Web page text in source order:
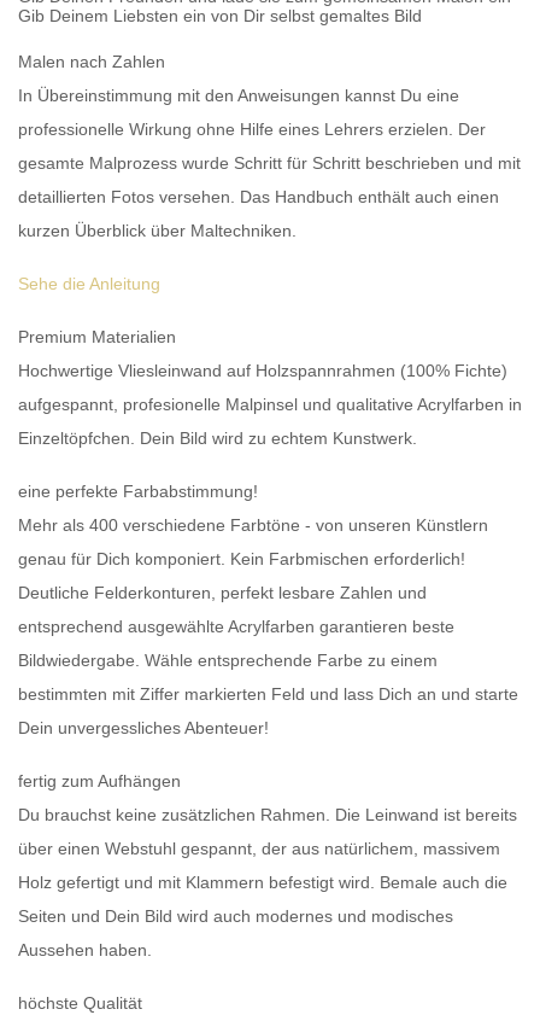
Gib Deinem Liebsten ein von Dir selbst gemaltes Bild
Malen nach Zahlen
In Übereinstimmung mit den Anweisungen kannst Du eine
professionelle Wirkung ohne Hilfe eines Lehrers erzielen. Der
gesamte Malprozess wurde Schritt für Schritt beschrieben und mit
detaillierten Fotos versehen. Das Handbuch enthält auch einen
kurzen Überblick über Maltechniken.
Sehe die Anleitung
Premium Materialien
Hochwertige Vliesleinwand auf Holzspannrahmen (100% Fichte)
aufgespannt, profesionelle Malpinsel und qualitative Acrylfarben in
Einzeltöpfchen. Dein Bild wird zu echtem Kunstwerk.
eine perfekte Farbabstimmung!
Mehr als 400 verschiedene Farbtöne - von unseren Künstlern
genau für Dich komponiert. Kein Farbmischen erforderlich!
Deutliche Felderkonturen, perfekt lesbare Zahlen und
entsprechend ausgewählte Acrylfarben garantieren beste
Bildwiedergabe. Wähle entsprechende Farbe zu einem
bestimmten mit Ziffer markierten Feld und lass Dich an und starte
Dein unvergessliches Abenteuer!
fertig zum Aufhängen
Du brauchst keine zusätzlichen Rahmen. Die Leinwand ist bereits
über einen Webstuhl gespannt, der aus natürlichem, massivem
Holz gefertigt und mit Klammern befestigt wird. Bemale auch die
Seiten und Dein Bild wird auch modernes und modisches
Aussehen haben.
höchste Qualität